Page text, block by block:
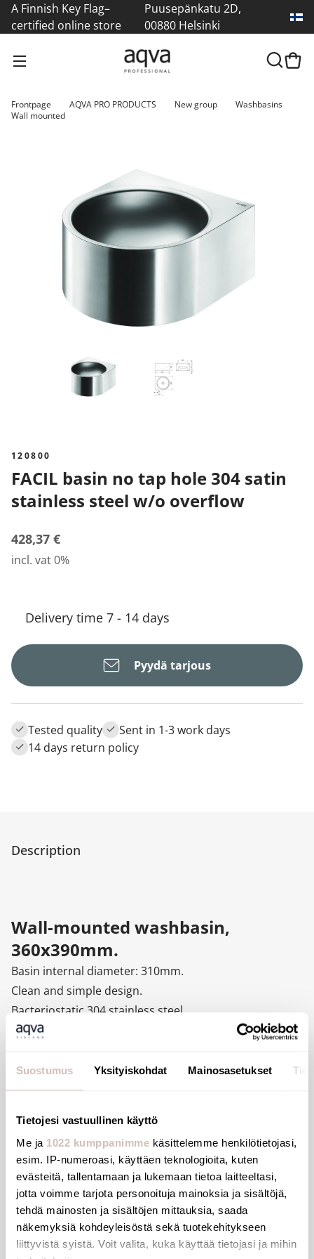
Suostumus Yksityiskohdat Mainosasetukset
Tietojesi vastuullinen käyttö
Me ja 1022 kumppanimme käsittelemme henkilötietojasi,
esim. IP-numeroasi, käyttäen teknologioita, kuten
evästeitä, tallentamaan ja lukemaan tietoa laitteeltasi,
jotta voimme tarjota personoituja mainoksia ja sisältöjä,
tehdä mainosten ja sisältöjen mittauksia, saada
näkemyksiä kohdeyleisöstä sekä tuotekehitykseen
liittyvistä syistä. Voit valita, kuka käyttää tietojasi ja mihin
A Finnish Key Flag–
certified online store
Puusepänkatu 2D,
00880 Helsinki
Frontpage AQVA PRO PRODUCTS New group
Washbasins
Wall mounted
120800
FACIL basin no tap hole 304 satin
stainless steel w/o overflow
428,37 €
incl. vat 0%
Delivery time 7 - 14 days
Pyydä tarjous
Tested quality
Sent in 1-3 work days
14 days return policy
Description
Wall-mounted washbasin,
360x390mm.
Basin internal diameter: 310mm.
Clean and simple design.
Bacteriostatic 304 stainless steel.
Polished satin finish.
Rounded edges prevent injury.
With no tap hole.
Without overflow.
Supplied with fixing elements.
CE marked. Complies with European standard EN
14688.
Weight: 4.1kg.
30-year warranty.